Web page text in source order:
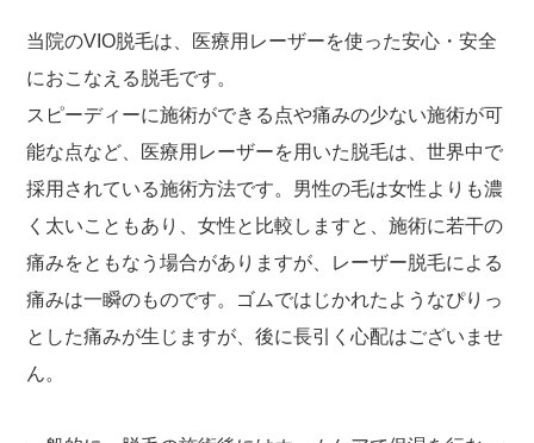
当院のVIO脱毛は、医療用レーザーを使った安心・安全
におこなえる脱毛です。
スピーディーに施術ができる点や痛みの少ない施術が可
能な点など、医療用レーザーを用いた脱毛は、世界中で
採用されている施術方法です。男性の毛は女性よりも濃
く太いこともあり、女性と比較しますと、施術に若干の
痛みをともなう場合がありますが、レーザー脱毛による
痛みは一瞬のものです。ゴムではじかれたようなぴりっ
とした痛みが生じますが、後に長引く心配はございませ
ん。